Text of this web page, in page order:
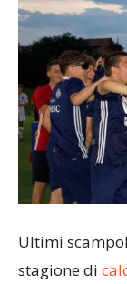
Ultimi
stagione di